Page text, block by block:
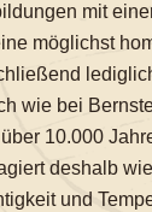
mit
möglichst
wie bei
10.000
deshalb
und